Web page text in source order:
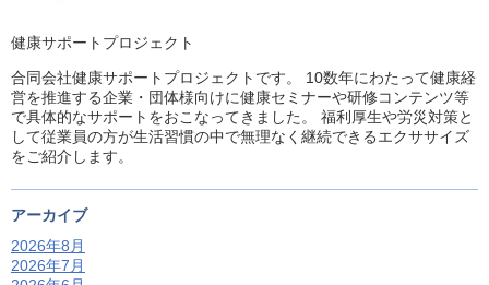
健康サポートプロジェクト
合同会社健康サポートプロジェクトです。 10数年にわたって健康経
営を推進する企業・団体様向けに健康セミナーや研修コンテンツ等
で具体的なサポートをおこなってきました。 福利厚生や労災対策と
して従業員の方が生活習慣の中で無理なく継続できるエクササイズ
をご紹介します。
アーカイブ
2026年8月
2026年7月